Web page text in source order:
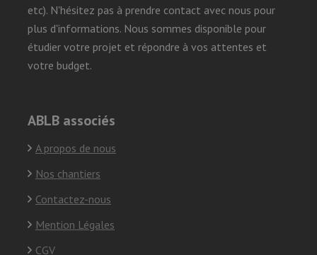
etc). N'hésitez pas à prendre contact avec nous pour
plus d'informations. Nous sommes disponible pour
étudier votre projet et répondre à vos attentes et
votre budget.
ABLB associés
A propos de nous
Nos chantiers
Contactez-nous
Mention Légales
CGV